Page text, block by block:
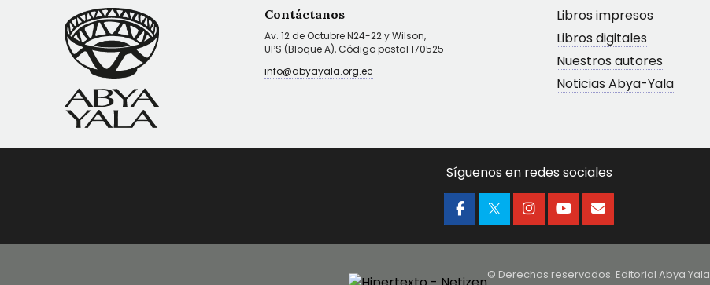
Contáctanos
Av. 12 de Octubre N24-22 y Wilson,
UPS (Bloque A), Código postal 170525
info@abyayala.org.ec
Libros impresos
Libros digitales
Nuestros autores
Noticias Abya-Yala
Síguenos en redes sociales
© Derechos reservados. Editorial Abya Yala